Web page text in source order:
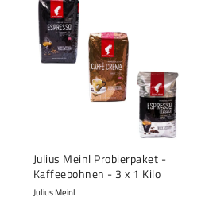
Julius Meinl Probierpaket -
Kaffeebohnen - 3 x 1 Kilo
Julius Meinl